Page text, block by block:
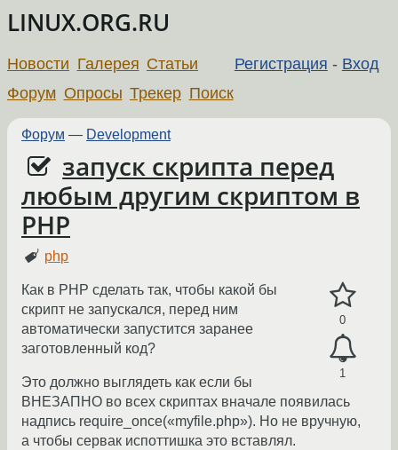
LINUX.ORG.RU
Регистрация - Вход
Новости Галерея Статьи
Форум Опросы Трекер Поиск
Форум — Development
запуск скрипта перед
любым другим скриптом в
PHP
php
0
1
Как в PHP сделать так, чтобы какой бы
скрипт не запускался, перед ним
автоматически запустится заранее
заготовленный код?
Это должно выглядеть как если бы
ВНЕЗАПНО во всех скриптах вначале появилась
надпись require_once(«myfile.php»). Но не вручную,
а чтобы сервак испоттишка это вставлял.